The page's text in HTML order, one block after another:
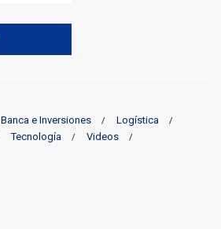
Banca e Inversiones
Logística
Tecnología
Videos